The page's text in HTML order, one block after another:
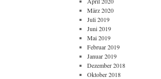
März 2020
Juli 2019
Juni 2019
Mai 2019
Februar 2019
Januar 2019
Dezember 2018
Oktober 2018